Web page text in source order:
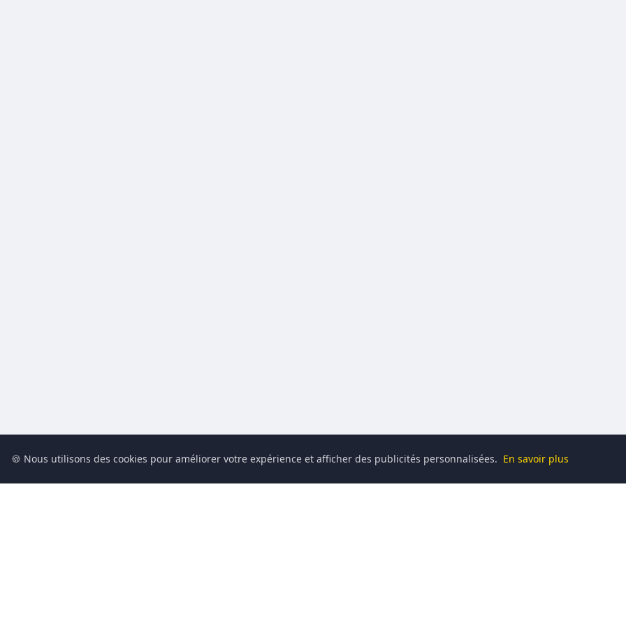
🍪 Nous utilisons des cookies pour améliorer votre expérience et afficher des publicités personnalisées. En savoir plus